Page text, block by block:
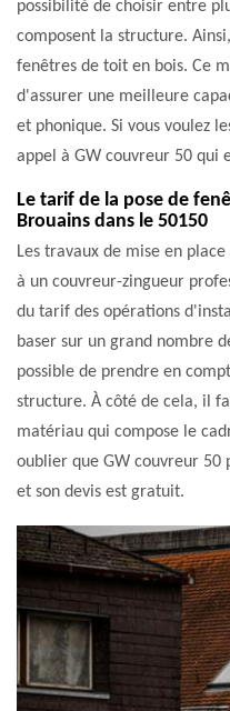
possibilité de choisir entre
composent la structure.
fenêtres de toit en bois. Ce
d'assurer une meilleure
et phonique. Si vous voulez
appel à GW couvreur 50 qui
Le tarif de la pose de
Brouains dans le 50150
Les travaux de mise en
à un couvreur-zingueur
du tarif des opérations
baser sur un grand nombre
possible de prendre en
structure. À côté de cela, il
matériau qui compose le
oublier que GW couvreur 50
et son devis est gratuit.